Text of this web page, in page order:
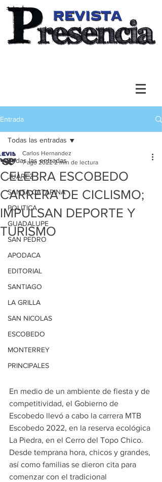
Entrada
Todas las entradas
JUAREZ
SANTA CATARINA
POLITICA
GUADALUPE
SAN PEDRO
APODACA
EDITORIAL
SANTIAGO
LA GRILLA
SAN NICOLAS
ESCOBEDO
MONTERREY
PRINCIPALES
Todas las entradas
CELEBRA ESCOBEDO
CARRERA DE CICLISMO;
IMPULSAN DEPORTE Y
TURISMO
Carlos Hernandez
7 ago 2022 2 min de lectura
En medio de un ambiente de fiesta y de
competitividad, el Gobierno de
Escobedo llevó a cabo la carrera MTB
Escobedo 2022, en la reserva ecológica
La Piedra, en el Cerro del Topo Chico.
Desde temprana hora, chicos y grandes,
así como familias se dieron cita para
comenzar con el tradicional